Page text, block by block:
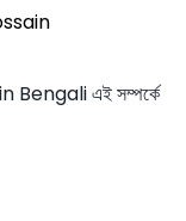
Bengali এই সম্পর্কে